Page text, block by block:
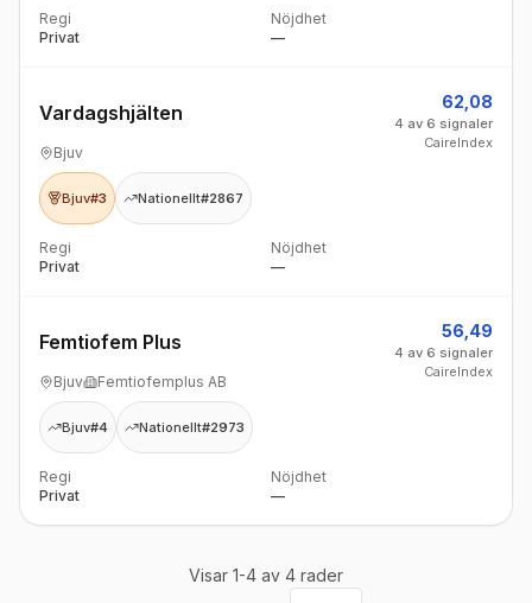
Regi
Privat
Nöjdhet
—
Vardagshjälten
Bjuv
62,08
4 av 6 signaler
CaireIndex
Bjuv#3 Nationellt#2867
Regi
Privat
Nöjdhet
—
Femtiofem Plus
Bjuv Femtiofemplus AB
56,49
4 av 6 signaler
CaireIndex
Bjuv#4 Nationellt#2973
Regi
Privat
Nöjdhet
—
Visar 1-4 av 4 rader